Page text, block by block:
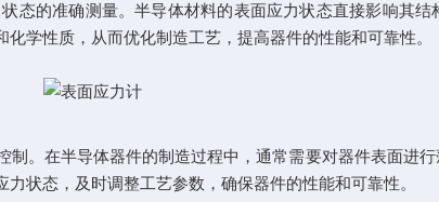
态的准确测量。半导体材料的表面应力状态直接影响其
学性质，从而优化制造工艺，提高器件的性能和可靠性。
在半导体器件的制造过程中，通常需要对器件表面进
状态，及时调整工艺参数，确保器件的性能和可靠性。